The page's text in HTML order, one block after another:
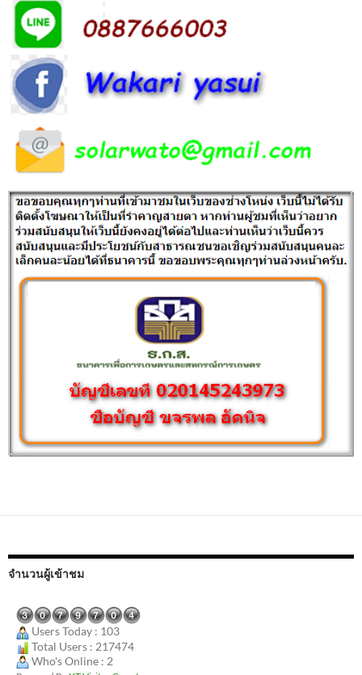
จำนวนผู้เข้าชม
Users Today : 103
Total Users : 217474
Who's Online : 2